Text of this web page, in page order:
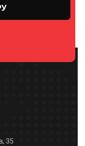
35